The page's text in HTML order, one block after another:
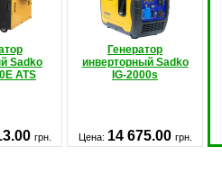
Sadko
ATS
Генератор
инверторный Sadko
IG-2000s
грн. Цена: 14 675.00 грн.